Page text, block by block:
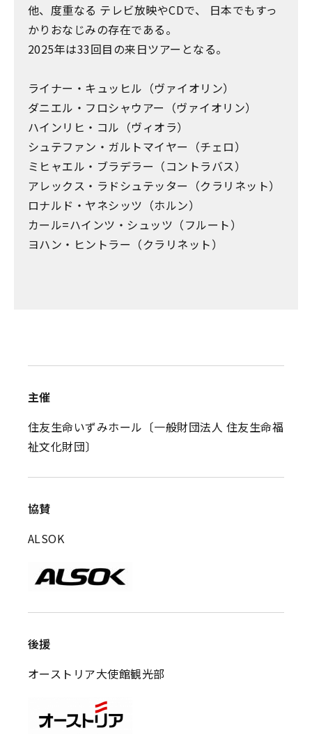
他、度重なる テレビ放映やCDで、 日本でもすっ
かりおなじみの存在である。
2025年は33回目の来日ツアーとなる。
ライナー・キュッヒル（ヴァイオリン）
ダニエル・フロシャウアー（ヴァイオリン）
ハインリヒ・コル（ヴィオラ）
シュテファン・ガルトマイヤー（チェロ）
ミヒャエル・ブラデラー（コントラバス）
アレックス・ラドシュテッター（クラリネット）
ロナルド・ヤネシッツ（ホルン）
カール=ハインツ・シュッツ（フルート）
ヨハン・ヒントラー（クラリネット）
主催
住友生命いずみホール〔一般財団法人 住友生命福
祉文化財団〕
協賛
ALSOK
後援
オーストリア大使館観光部